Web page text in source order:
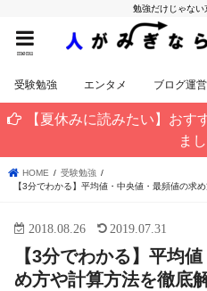
勉強だけじゃない
menu
受験勉強 エンタメ ブログ運営
【夏休みに読みたい】おす
ま
HOME
受験勉強
【3分でわかる】平均値・中央値・最頻値の求
2018.08.26 2019.07.31
【3分でわかる】平均
め方や計算方法を徹底